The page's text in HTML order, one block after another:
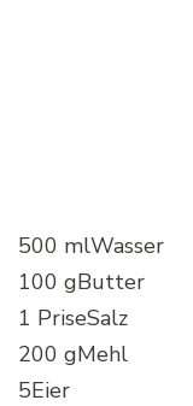
500 mlWasser
100 gButter
1 PriseSalz
200 gMehl
5Eier